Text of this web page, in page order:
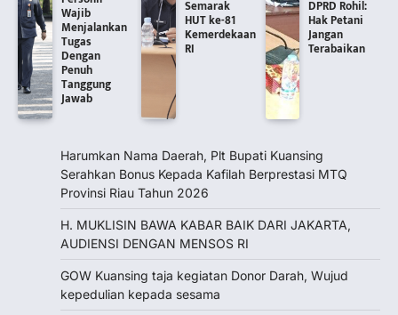
Wajib
Menjalankan
Tugas
Dengan
Penuh
Tanggung
Jawab
Semarak
HUT ke-81
Kemerdekaan
RI
DPRD Rohil:
Hak Petani
Jangan
Terabaikan
Harumkan Nama Daerah, Plt Bupati Kuansing
Serahkan Bonus Kepada Kafilah Berprestasi MTQ
Provinsi Riau Tahun 2026
H. MUKLISIN BAWA KABAR BAIK DARI JAKARTA,
‎AUDIENSI DENGAN MENSOS RI
GOW Kuansing taja kegiatan Donor Darah, Wujud
kepedulian kepada sesama